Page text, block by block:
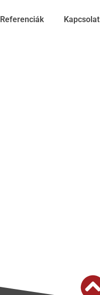
Referenciák Kapcsolat